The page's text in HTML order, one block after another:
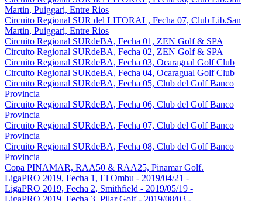
Martin, Puiggari, Entre Rios
Circuito Regional SUR del LITORAL, Fecha 07, Club Lib.San
Martin, Puiggari, Entre Rios
Circuito Regional SURdeBA, Fecha 01, ZEN Golf & SPA
Circuito Regional SURdeBA, Fecha 02, ZEN Golf & SPA
Circuito Regional SURdeBA, Fecha 03, Ocaragual Golf Club
Circuito Regional SURdeBA, Fecha 04, Ocaragual Golf Club
Circuito Regional SURdeBA, Fecha 05, Club del Golf Banco
Provincia
Circuito Regional SURdeBA, Fecha 06, Club del Golf Banco
Provincia
Circuito Regional SURdeBA, Fecha 07, Club del Golf Banco
Provincia
Circuito Regional SURdeBA, Fecha 08, Club del Golf Banco
Provincia
Copa PINAMAR, RAA50 & RAA25, Pinamar Golf.
LigaPRO 2019, Fecha 1, El Ombu - 2019/04/21 -
LigaPRO 2019, Fecha 2, Smithfield - 2019/05/19 -
LigaPRO 2019, Fecha 3, Pilar Golf - 2019/08/03 -